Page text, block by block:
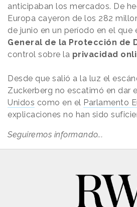
anticipaban los mercados. De
Europa cayeron de los 282
de junio en un período en el
General de la Protección de
control sobre la privacidad
Desde que salió a la luz el
Zuckerberg no escatimó en dar
Unidos como en el Parlamento
explicaciones no han sido
Seguiremos informando...